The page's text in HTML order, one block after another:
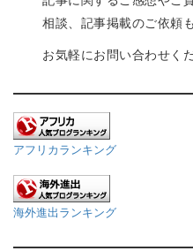
相談、記事掲載のご依頼
お気軽にお問い合わせく
アフリカランキング
海外進出ランキング